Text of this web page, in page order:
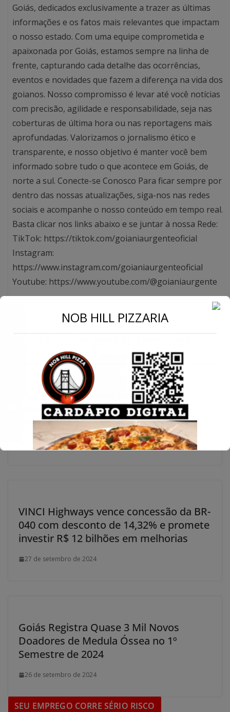
Goiás, dedicados exclusivamente a trazer as últimas
informações e os fatos mais relevantes que impactam
o nosso estado. Com uma equipe comprometida e
apaixonada por Goiás, estamos sempre na linha de
frente, capturando cada detalhe das ocorrências,
eventos e novidades que fazem a diferença na vida dos
goianos. Nosso compromisso é levar até você notícias
com precisão, agilidade e responsabilidade, seja nas
coberturas de última hora ou nas reportagens mais
aprofundadas. Valorizamos o jornalismo ético e
transparente, e nosso objetivo é manter você bem
informado sobre tudo o que acontece em Goiás, de
norte a sul. Conecte-se Conosco Para ficar sempre por
dentro das nossas atualizações, siga-nos nas redes
sociais e acompanhe o nosso conteúdo em tempo real.
Basta clicar nos links abaixo e se juntar à nossa Rede:
TikTok: https://tiktok.com/goianiaurgenteoficial
Instagram:
https://www.instagram.com/goianiaurgenteoficial
Youtube: https://www.youtube.com/@goianiaurgente
Incêndio atinge apartamento em
reforma no Setor Bueno, Goiânia;
zelador fica ferido
27 de setembro de 2024
VINCI Highways vence concessão da BR-
040 com desconto de 14,32% e promete
investir R$ 12 bilhões em melhorias
27 de setembro de 2024
Goiás Registra Quase 3 Mil Novos
Doadores de Medula Óssea no 1º
Semestre de 2024
26 de setembro de 2024
SEU EMPREGO CORRE SÉRIO RISCO
NOB HILL PIZZARIA